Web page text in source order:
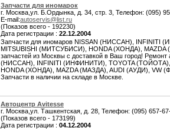
Запчасти для иномарок
г. Москва,ул. Б.Ордынка, д. 34, стр. 3, Телефон: (095)
E-mail:autoservis@list.ru
(Показов всего - 192230)
Дата регистрации : 22.12.2004
Запчасти для иномаров NISSAN (НИССАН),
MITSUBISHI (МИТСУБИСИ), HONDA (ХОНДА),
запчастей из Москвы с доставкой в Ваш город!
(НИССАН), INFINITI (ИНФИНИТИ), TOYOTA
HONDA (ХОНДА), MAZDA (МАЗДА), AUDI (АУДИ), VW
Запчасти в наличии на складе в Москве.
Автоцентр Avitesse
г. Москва,ул. Ташкентская, д. 28, Телефон: (095) 657-
(Показов всего - 173199)
Дата регистрации : 04.12.2004